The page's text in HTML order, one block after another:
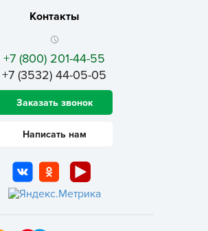
Контакты
+7 (800) 201-44-55
+7 (3532) 44-05-05
Заказать звонок
Написать нам